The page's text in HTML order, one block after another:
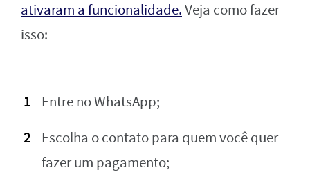
ativaram a funcionalidade.Veja como fazer
isso:
Entre no WhatsApp;
Escolha o contato para quem você quer
fazer um pagamento;